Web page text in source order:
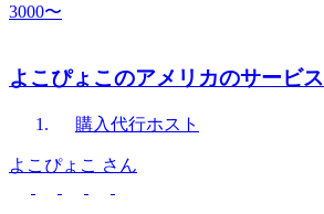
3000〜
よこぴょこのアメリカのサービス
購入代行ホスト
よこぴょこ さん